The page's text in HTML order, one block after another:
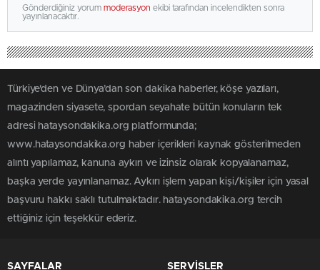
Gönderdiğiniz yorum moderasyon ekibi tarafından incelendikten sonra
yayınlanacaktır.
Türkiye'den ve Dünya’dan son dakika haberler, köşe yazıları,
magazinden siyasete, spordan seyahate bütün konuların tek
adresi hataysondakika.org platformunda;
www.hataysondakika.org haber içerikleri kaynak gösterilmeden
alıntı yapılamaz, kanuna aykırı ve izinsiz olarak kopyalanamaz,
başka yerde yayınlanamaz. Aykırı işlem yapan kişi/kişiler için yasal
başvuru hakkı saklı tutulmaktadır. hataysondakika.org tercih
ettiğiniz için teşekkür ederiz.
SAYFALAR SERVİSLER